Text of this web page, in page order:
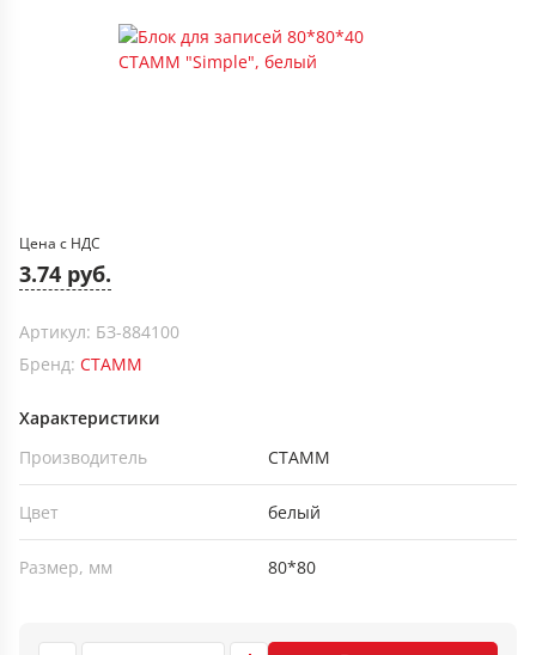
Цена с НДС
3.74 руб.
Артикул: БЗ-884100
Бренд: СТАММ
Характеристики
Производитель
СТАММ
Цвет белый
Размер, мм 80*80